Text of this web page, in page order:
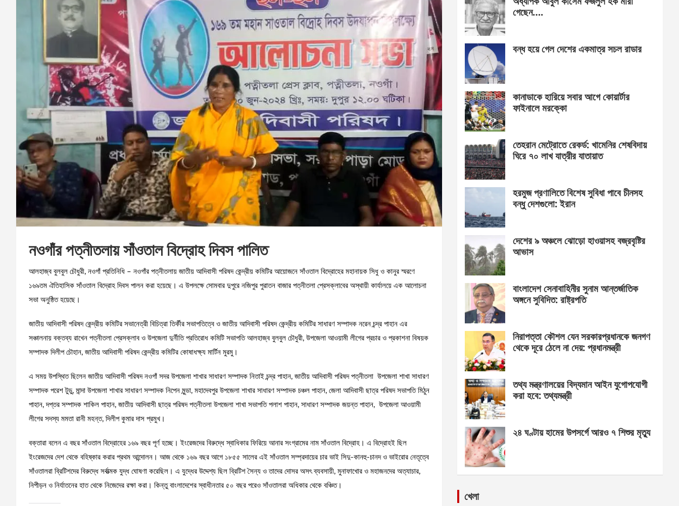
নওগাঁর পত্নীতলায় সাঁওতাল বিদ্রোহ দিবস পালিত
আলহাজ্ব বুলবুল চৌধুরী, নওগাঁ প্রতিনিধি – নওগাঁর পত্নীতলায় জাতীয় আদিবাসী পরিষদ কেন্দ্রীয় কমিটির আয়োজনে সাঁওতাল বিদ্রোহের মহানায়ক সিধু ও কানুর স্মরণে
১৬৯তম ঐতিহাসিক সাঁওতাল বিদ্রোহ দিবস পালন করা হয়েছে। এ উপলক্ষে সোমবার দুপুরে নজিপুর পুরাতন বাজার পত্নীতলা প্রেসক্লাবের অস্থায়ী কার্যালয়ে এক আলোচনা
সভা অনুষ্ঠিত হয়েছে।
জাতীয় আদিবাসী পরিষদ কেন্দ্রীয় কমিটির সভানেত্রী বিচিত্রা তির্কীর সভাপতিত্বে ও জাতীয় আদিবাসী পরিষদ কেন্দ্রীয় কমিটির সাধারণ সম্পাদক নরেন চন্দ্র পাহান এর
সঞ্চালনায় বক্তব্য রাখেন পত্নীতলা প্রেসক্লাব ও উপজেলা দুর্নীতি প্রতিরোধ কমিটি সভাপতি আলহাজ্ব বুলবুল চৌধুরী, উপজেলা আওয়ামী লীগের প্রচার ও প্রকাশনা বিষয়ক
সম্পাদক দিলীপ চৌহান, জাতীয় আদিবাসী পরিষদ কেন্দ্রীয় কমিটির কোষাধক্ষ্য মার্টিন মুরমু।
এ সময় উপস্থিত ছিলেন জাতীয় আদিবাসী পরিষদ নওগাঁ সদর উপজেলা শাখার সাধারণ সম্পাদক নিতাই চন্দ্র পাহান, জাতীয় আদিবাসী পরিষদ পত্নীতলা উপজেলা শাখা সাধারণ
সম্পাদক পরেশ টুডু, মান্দা উপজেলা শাখার সাধারণ সম্পাদক নিপেন মুন্ডা, মহাদেবপুর উপজেলা শাখার সাধারণ সম্পাদক চঞ্চল পাহান, জেলা আদিবাসী ছাত্র পরিষদ সভাপতি মিঠুন
পাহান, দপ্তর সম্পাদক শাকিল পাহান, জাতীয় আদিবাসী ছাত্র পরিষদ পত্নীতলা উপজেলা শাখা সভাপতি পলাশ পাহান, সাধারণ সম্পাদক জয়ন্ত পাহান, উপজেলা আওয়ামী
লীগের সদস্য মমতা রানী মহন্ত, দিলীপ কুমার দাস প্রমুখ।
বক্তারা বলেন এ বছর সাঁওতাল বিদ্রোহের ১৬৯ বছর পূর্ণ হচ্ছে। ইংরেজদের বিরুদ্ধে স্বাধিকার ফিরিয়ে আনার সংগ্রামের নাম সাঁওতাল বিদ্রোহ। এ বিদ্রোহই ছিল
ইংরেজদের দেশ থেকে বহিষ্কার করার প্রথম আন্দোলন। আজ থেকে ১৬৯ বছর আগে ১৮৫৫ সালের এই সাঁওতাল সম্প্রদায়ের চার ভাই সিদু-কানহু-চানদ ও ভাইরোর নেতৃত্বে
সাঁওতালরা ব্রিটিশদের বিরুদ্ধে সর্বাত্মক যুদ্ধ ঘোষণা করেছিল। এ যুদ্ধের উদ্দেশ্য ছিল ব্রিটিশ সৈন্য ও তাদের দোসর অসৎ ব্যবসায়ী, মুনাফাখোর ও মহাজনদের অত্যাচার,
নিপীড়ন ও নির্যাতনের হাত থেকে নিজেদের রক্ষা করা। কিন্তু বাংলাদেশের স্বাধীনতার ৫০ বছর পরেও সাঁওতালরা অধিকার থেকে বঞ্চিত।
গেছেন….
বন্ধ হয়ে গেল দেশের একমাত্র সচল রাডার
কানাডাকে হারিয়ে সবার আগে কোয়ার্টার
ফাইনালে মরক্কো
তেহরান মেট্রোতে রেকর্ড: খামেনির শেষবিদায়
ঘিরে ৭০ লাখ যাত্রীর যাতায়াত
হরমুজ প্রণালিতে বিশেষ সুবিধা পাবে চীনসহ
বন্ধু দেশগুলো: ইরান
দেশের ৯ অঞ্চলে ঝোড়ো হাওয়াসহ বজ্রবৃষ্টির
আভাস
বাংলাদেশ সেনাবাহিনীর সুনাম আন্তর্জাতিক
অঙ্গনে সুবিদিত: রাষ্ট্রপতি
নিরাপত্তা কৌশল যেন সরকারপ্রধানকে জনগণ
থেকে দূরে ঠেলে না দেয়: প্রধানমন্ত্রী
তথ্য মন্ত্রণালয়ের বিদ্যমান আইন যুগোপযোগী
করা হবে: তথ্যমন্ত্রী
২৪ ঘণ্টায় হামের উপসর্গে আরও ৭ শিশুর মৃত্যু
খেলা